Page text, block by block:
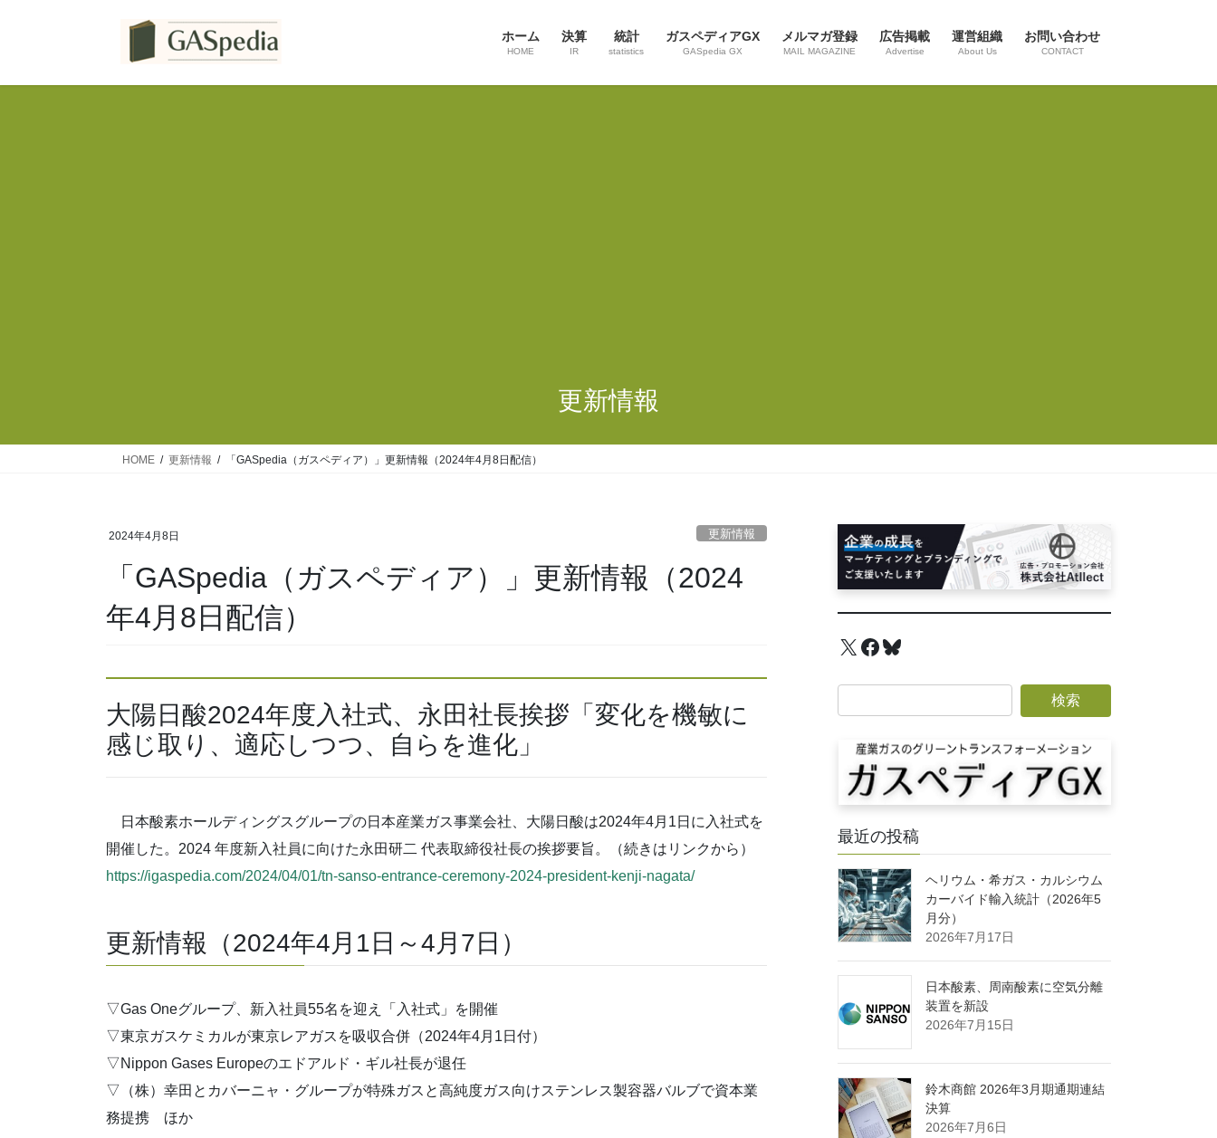
ホーム
HOME
決算
IR
統計
statistics
ガスペディアGX
GASpedia GX
メルマガ登録
MAIL MAGAZINE
広告掲載
Advertise
運営組織
About Us
お問い合わせ
CONTACT
更新情報
HOME 更新情報 「GASpedia（ガスペディア）」更新情報（2024年4月8日配信）
2024年4月8日 更新情報
「GASpedia（ガスペディア）」更新情報（2024
年4月8日配信）
大陽日酸2024年度入社式、永田社長挨拶「変化を機敏に
感じ取り、適応しつつ、自らを進化」
日本酸素ホールディングスグループの日本産業ガス事業会社、大陽日酸は2024年4月1日に入社式を
開催した。2024 年度新入社員に向けた永田研二 代表取締役社長の挨拶要旨。（続きはリンクから）
https://igaspedia.com/2024/04/01/tn-sanso-entrance-ceremony-2024-president-kenji-nagata/
更新情報（2024年4月1日～4月7日）
▽Gas Oneグループ、新入社員55名を迎え「入社式」を開催
▽東京ガスケミカルが東京レアガスを吸収合併（2024年4月1日付）
▽Nippon Gases Europeのエドアルド・ギル社長が退任
▽（株）幸田とカバーニャ・グループが特殊ガスと高純度ガス向けステンレス製容器バルブで資本業
務提携 ほか
X Facebook
Bluesky
最近の投稿
ヘリウム・希ガス・カルシウム
カーバイド輸入統計（2026年5
月分）
2026年7月17日
日本酸素、周南酸素に空気分離
装置を新設
2026年7月15日
鈴木商館 2026年3月期通期連結
決算
2026年7月6日